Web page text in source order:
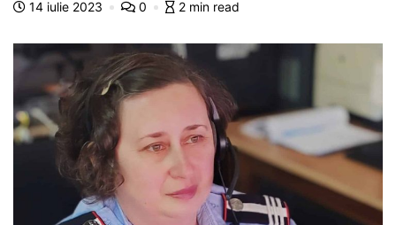
k
er
14 iulie 2023 0 2 min read